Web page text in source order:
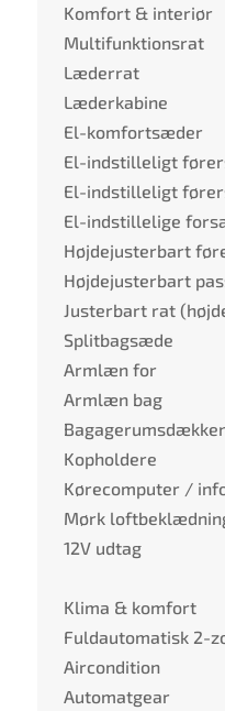
Komfort & interiør
Multifunktionsrat
Læderrat
Læderkabine
El-komfortsæder
El-indstilleligt
El-indstilleligt
El-indstillelige
Højdejusterbart
Højdejusterbart
Justerbart rat
Splitbagsæde
Armlæn for
Armlæn bag
Kopholdere
Kørecomputer /
Mørk
12V udtag
Klima & komfort
Fuldautomatisk 2-
Aircondition
Automatgear